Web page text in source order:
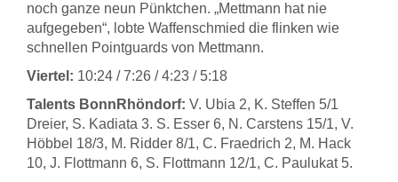
noch ganze neun Pünktchen. „Mettmann hat nie
aufgegeben“, lobte Waffenschmied die flinken wie
schnellen Pointguards von Mettmann.
Viertel: 10:24 / 7:26 / 4:23 / 5:18
Talents BonnRhöndorf: V. Ubia 2, K. Steffen 5/1
Dreier, S. Kadiata 3. S. Esser 6, N. Carstens 15/1, V.
Höbbel 18/3, M. Ridder 8/1, C. Fraedrich 2, M. Hack
10, J. Flottmann 6, S. Flottmann 12/1, C. Paulukat 5.